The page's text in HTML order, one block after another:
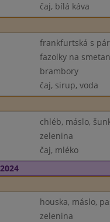
čaj, bílá káva
frankfurtská s
fazolky na
brambory
čaj, sirup, voda
chléb, máslo,
zelenina
čaj, mléko
houska, máslo,
zelenina